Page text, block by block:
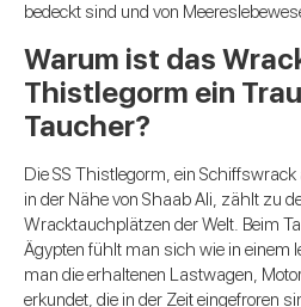
bedeckt sind und von
Warum ist das
Thistlegorm ein
Taucher?
Die SS Thistlegorm, ein
in der Nähe von Shaab Ali, zählt zu
Wracktauchplätzen der Welt. Beim
Ägypten fühlt man sich wie in einem
man die erhaltenen Lastwagen,
erkundet, die in der Zeit eingefroren